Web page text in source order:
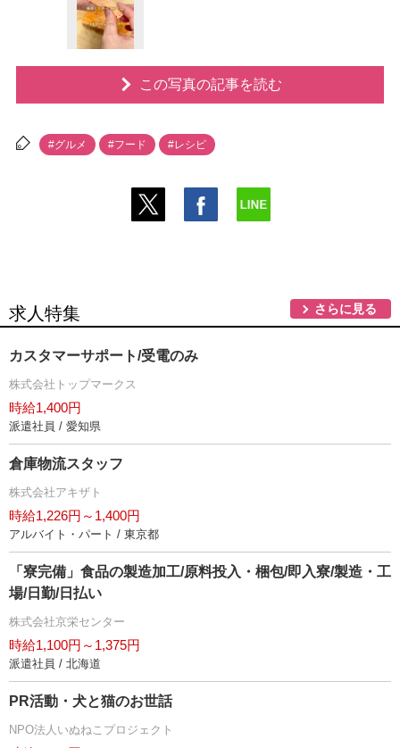
この写真の記事を読む
#グルメ #フード #レシピ
求人特集 さらに見る
カスタマーサポート/受電のみ
株式会社トップマークス
時給1,400円
派遣社員 / 愛知県
倉庫物流スタッフ
株式会社アキザト
時給1,226円～1,400円
アルバイト・パート / 東京都
「寮完備」食品の製造加工/原料投入・梱包/即入寮/製造・工
場/日勤/日払い
株式会社京栄センター
時給1,100円～1,375円
派遣社員 / 北海道
PR活動・犬と猫のお世話
NPO法人いぬねこプロジェクト